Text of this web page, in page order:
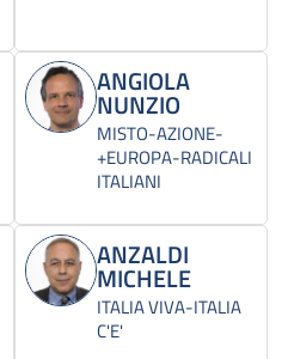
ANGIOLA
NUNZIO
MISTO-AZIONE-
+EUROPA-RADICALI
ITALIANI
ANZALDI
MICHELE
ITALIA VIVA-ITALIA
C'E'